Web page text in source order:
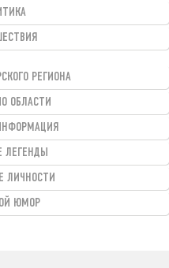
РЕГИОНА
ОБЛАСТИ
ЛЕГЕНДЫ
ЛИЧНОСТИ
ЮМОР